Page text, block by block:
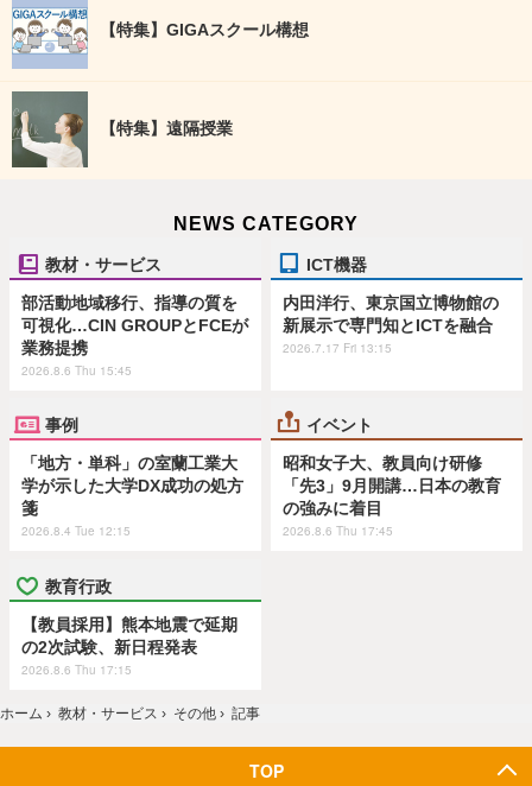
【特集】GIGAスクール構想
【特集】遠隔授業
NEWS CATEGORY
教材・サービス
部活動地域移行、指導の質を
可視化…CIN GROUPとFCEが
業務提携
2026.8.6 Thu 15:45
ICT機器
内田洋行、東京国立博物館の
新展示で専門知とICTを融合
2026.7.17 Fri 13:15
事例
「地方・単科」の室蘭工業大
学が示した大学DX成功の処方
箋
2026.8.4 Tue 12:15
イベント
昭和女子大、教員向け研修
「先3」9月開講…日本の教育
の強みに着目
2026.8.6 Thu 17:45
教育行政
【教員採用】熊本地震で延期
の2次試験、新日程発表
2026.8.6 Thu 17:15
ホーム › 教材・サービス › その他 › 記事
TOP